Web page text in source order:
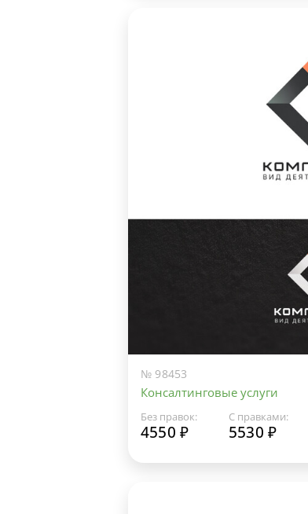
№ 98453
Консалтинговые услуги
Без правок:
4550 ₽
С правками:
5530 ₽